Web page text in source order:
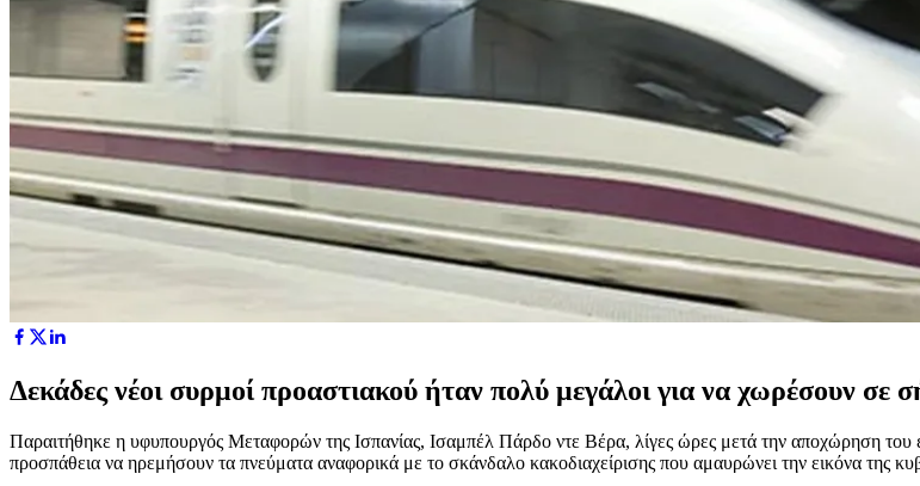
Δεκάδες νέοι συρμοί προαστιακού ήταν πολύ μεγάλοι για να χωρέσουν σε
Παραιτήθηκε η υφυπουργός Μεταφορών της Ισπανίας, Ισαμπέλ Πάρδο ντε Βέρα, λίγες ώρες μετά την αποχώρηση του
προσπάθεια να ηρεμήσουν τα πνεύματα αναφορικά με το σκάνδαλο κακοδιαχείρισης που αμαυρώνει την εικόνα της